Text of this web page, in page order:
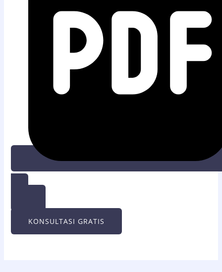
UNDUH PDF
KONSULTASI GRATIS